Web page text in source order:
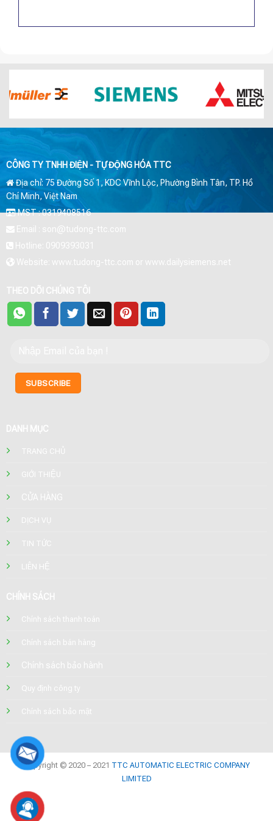
CÔNG TY TNHH ĐIỆN - TỰ ĐỘNG HÓA TTC
Địa chỉ: 75 Đường Số 1, KDC Vĩnh Lộc, Phường Bình Tân, TP. Hồ
Chí Minh, Việt Nam
MST : 0319408516
Email : son@tudong-ttc.com
Hotline: 0909393031
Website: www.tudong-ttc.com or www.dailysiemens.net
THEO DÕI CHÚNG TÔI
DANH MỤC
TRANG CHỦ
GIỚI THIỆU
CỬA HÀNG
DỊCH VỤ
TIN TỨC
LIÊN HỆ
CHÍNH SÁCH
Chính sách thanh toán
Chính sách bán hàng
Chính sách bảo hành
Quy định công ty
Chính sách bảo mật
Copyright © 2020 – 2021 TTC AUTOMATIC ELECTRIC COMPANY
LIMITED